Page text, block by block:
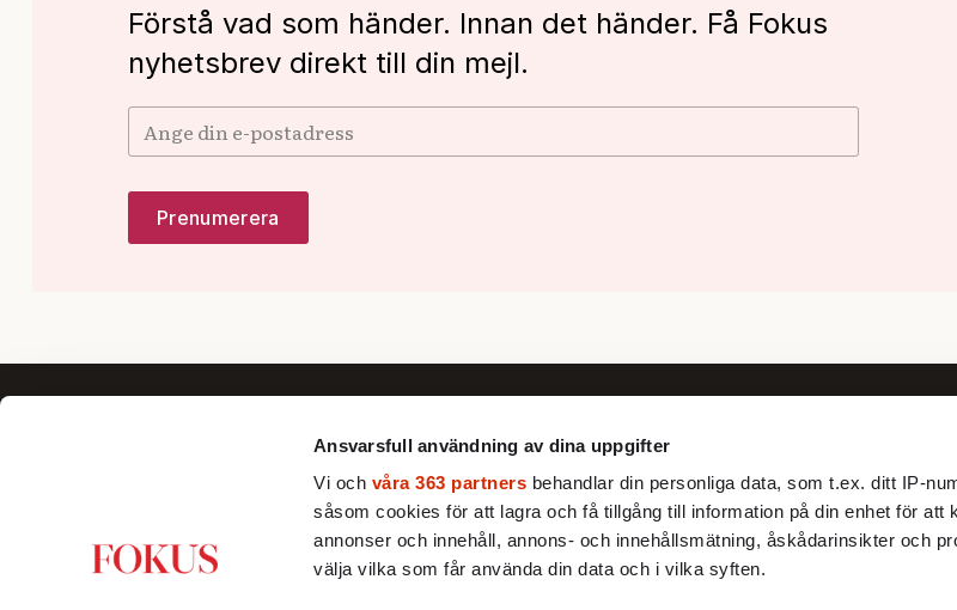
Ansvarsfull användning av dina uppgifter
Vi och våra 363 partners behandlar din personliga data, som t.ex. ditt IP-
såsom cookies för att lagra och få tillgång till information på din enhet för att
annonser och innehåll, annons- och innehållsmätning, åskådarinsikter och
välja vilka som får använda din data och i vilka syften.
Förstå vad som händer. Innan det händer. Få Fokus
nyhetsbrev direkt till din mejl.
Fokus förklarar, fördjupar och ger nya
perspektiv till dig som vill se bortom
det dagsaktuella och förstå Sverige
X